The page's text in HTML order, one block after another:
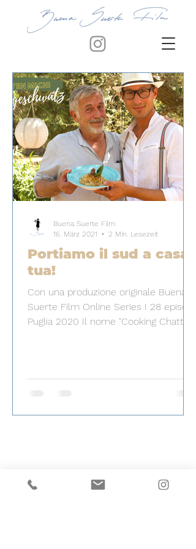
Portiamo il sud a casa
tua!
Con una produzione originale Buena
Suerte Film Online Series I 28 episodi,
Puglia 2020 Il nome "Cooking Chatter"
Buena Suerte Film
16. März 2021
2 Min. Lesezeit
ÜBER UNS I
WORK I